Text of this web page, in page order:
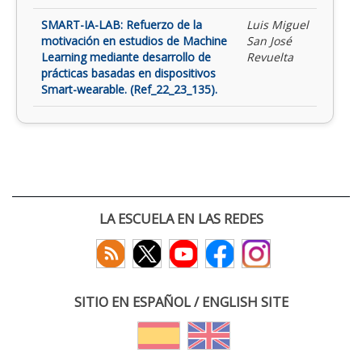
SMART-IA-LAB: Refuerzo de la
motivación en estudios de Machine
Learning mediante desarrollo de
prácticas basadas en dispositivos
Smart-wearable. (Ref_22_23_135).
Luis Miguel
San José
Revuelta
LA ESCUELA EN LAS REDES
SITIO EN ESPAÑOL / ENGLISH SITE